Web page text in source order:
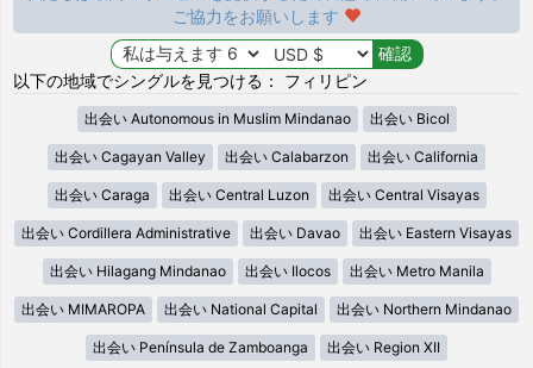
ご協力をお願いします
以下の地域でシングルを見つける： フィリピン
出会い Autonomous in Muslim Mindanao 出会い Bicol
出会い Cagayan Valley 出会い Calabarzon 出会い California
出会い Caraga 出会い Central Luzon 出会い Central Visayas
出会い Cordillera Administrative 出会い Davao 出会い Eastern Visayas
出会い Hilagang Mindanao 出会い Ilocos 出会い Metro Manila
出会い MIMAROPA 出会い National Capital 出会い Northern Mindanao
出会い Península de Zamboanga 出会い Region XII